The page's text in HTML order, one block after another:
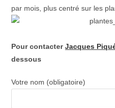
par mois, plus centré sur les
Pour contacterJacques
dessous
Votre nom (obligatoire)